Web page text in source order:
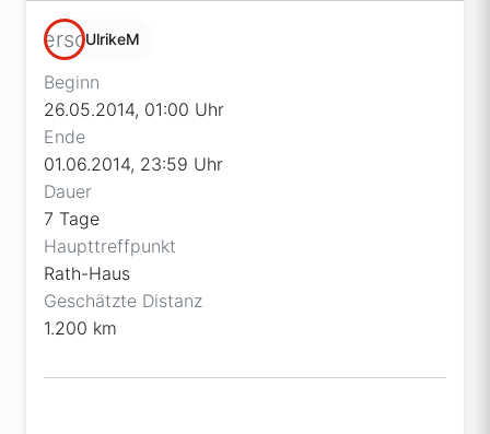
personUlrikeM
Beginn
26.05.2014, 01:00 Uhr
Ende
01.06.2014, 23:59 Uhr
Dauer
7 Tage
Haupttreffpunkt
Rath-Haus
Geschätzte Distanz
1.200 km